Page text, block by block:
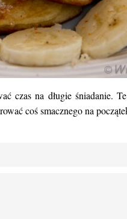
czas na długie śniadanie.
coś smacznego na